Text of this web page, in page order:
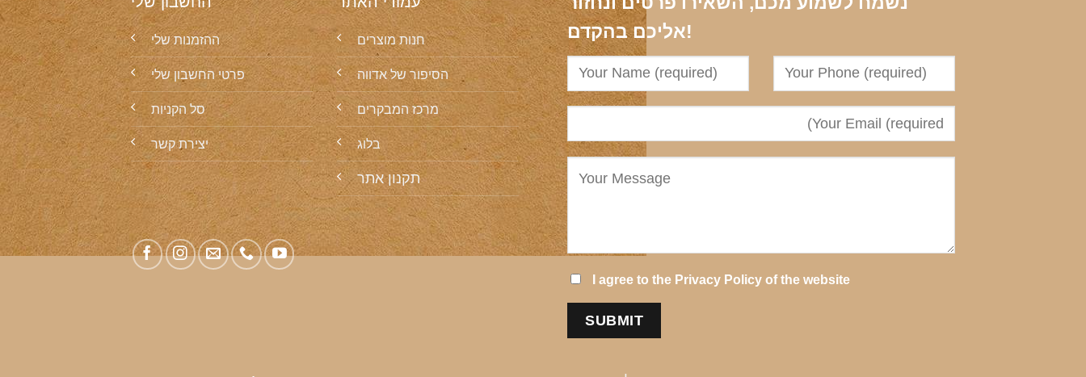
ההזמנות שלי
פרטי החשבון שלי
סל הקניות
יצירת קשר
חנות מוצרים
הסיפור של אדווה
מרכז המבקרים
בלוג
תקנון אתר
אליכם בהקדם!
I agree to the Privacy Policy of the website